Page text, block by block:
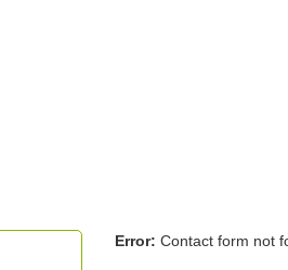
Error: Contact form not